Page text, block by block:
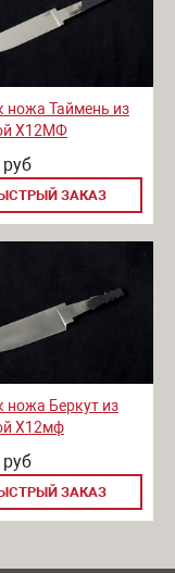
ножа Таймень из
Х12МФ
руб
ЗАКАЗ
ножа Беркут из
Х12мф
руб
ЗАКАЗ